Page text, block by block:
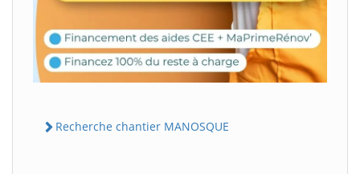
Recherche chantier MANOSQUE